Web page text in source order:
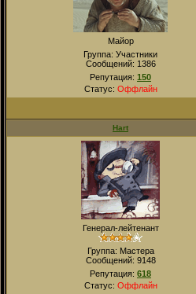
Майор
Группа: Участники
Сообщений: 1386
Репутация: 150
Статус: Оффлайн
Hart
Генерал-лейтенант
Группа: Мастера
Сообщений: 9148
Репутация: 618
Статус: Оффлайн